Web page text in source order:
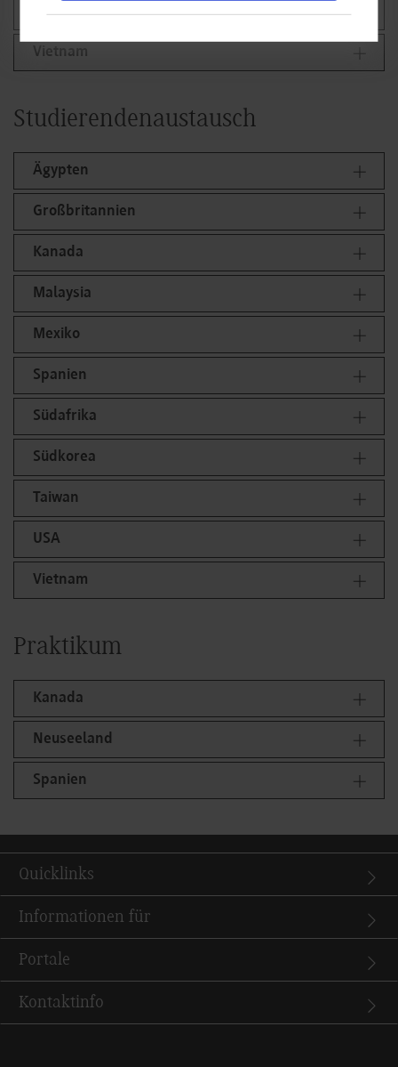
USA
Vietnam
Studierendenaustausch
Ägypten
Großbritannien
Kanada
Malaysia
Mexiko
Spanien
Südafrika
Südkorea
Taiwan
USA
Vietnam
Praktikum
Kanada
Neuseeland
Spanien
Quicklinks
Informationen für
Portale
Kontaktinfo